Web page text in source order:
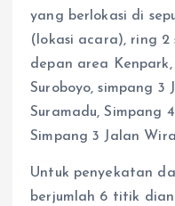
yang berlokasi di
(lokasi acara), ring
depan area Kenpark,
Suroboyo, simpang 3
Suramadu, Simpang
Simpang 3 Jalan
Untuk penyekatan
berjumlah 6 titik